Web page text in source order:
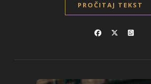
PROČITAJ TEKST